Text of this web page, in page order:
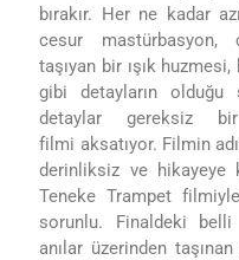
bırakır. Her ne kadar
cesur mastürbasyon,
taşıyan bir ışık
gibi detayların
detaylar gereksiz
filmi aksatıyor. Filmin
derinliksiz ve hikayeye
Teneke Trampet
sorunlu. Finaldeki
anılar üzerinden